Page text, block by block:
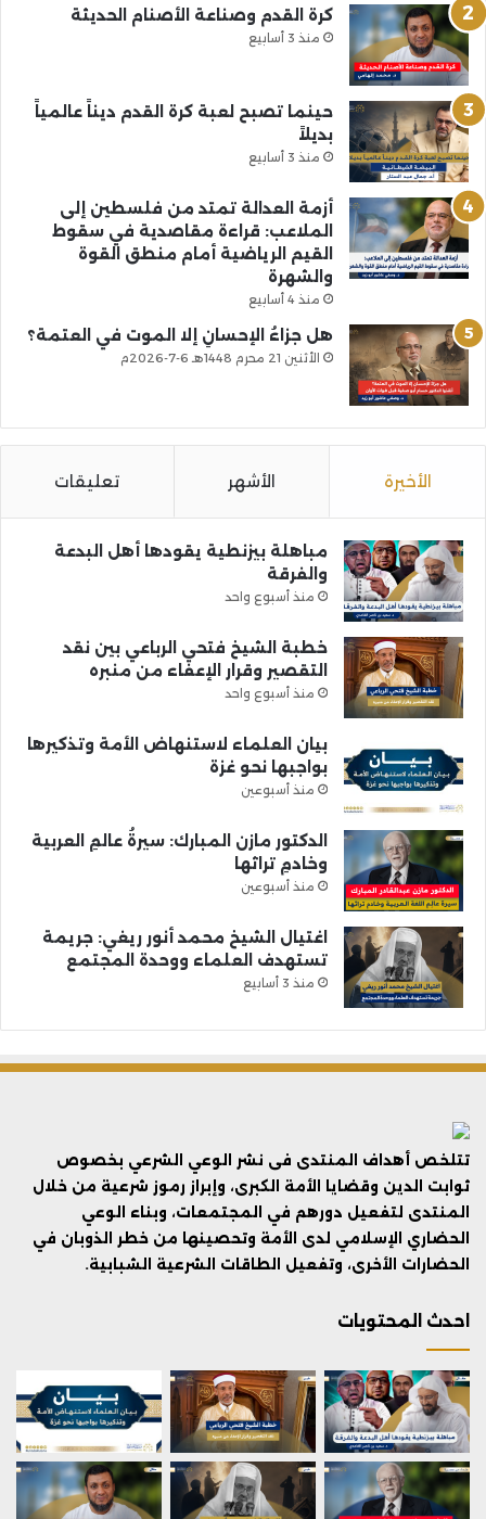
كرة القدم وصناعة الأصنام الحديثة
منذ 3 أسابيع
حينما تصبح لعبة كرة القدم ديناً عالمياً
بديلاً
منذ 3 أسابيع
أزمة العدالة تمتد من فلسطين إلى
الملاعب: قراءة مقاصدية في سقوط
القيم الرياضية أمام منطق القوة
والشهرة
منذ 4 أسابيع
هل جزاءُ الإحسانِ إلا الموت في العتمة؟
الأثنين 21 محرم 1448هـ 6-7-2026م
الأخيرة الأشهر تعليقات
مباهلة بيزنطية يقودها أهل البدعة
والفرقة
منذ أسبوع واحد
خطبة الشيخ فتحي الرباعي بين نقد
التقصير وقرار الإعفاء من منبره
منذ أسبوع واحد
بيان العلماء لاستنهاض الأمة وتذكيرها
بواجبها نحو غزة
منذ أسبوعين
الدكتور مازن المبارك: سيرةُ عالمِ العربية
وخادمِ تراثها
منذ أسبوعين
اغتيال الشيخ محمد أنور ريغي: جريمة
تستهدف العلماء ووحدة المجتمع
منذ 3 أسابيع
تتلخص أهداف المنتدى فى نشر الوعي الشرعي بخصوص
ثوابت الدين وقضايا الأمة الكبرى، وإبراز رموز شرعية من خلال
المنتدى لتفعيل دورهم في المجتمعات، وبناء الوعي
الحضاري الإسلامي لدى الأمة وتحصينها من خطر الذوبان في
الحضارات الأخرى، وتفعيل الطاقات الشرعية الشبابية.
احدث المحتويات